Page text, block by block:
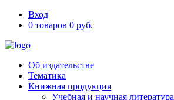
Вход
0 товаров 0 руб.
Об издательстве
Тематика
Книжная продукция
Учебная и научная литература